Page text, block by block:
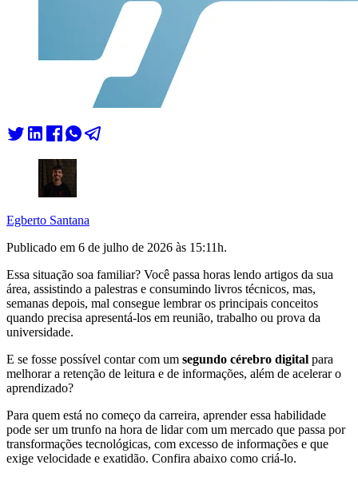
Egberto Santana
Publicado em 6 de julho de 2026 às 15:11h.
Essa situação soa familiar? Você passa horas lendo artigos da sua
área, assistindo a palestras e consumindo livros técnicos, mas,
semanas depois, mal consegue lembrar os principais conceitos
quando precisa apresentá-los em reunião, trabalho ou prova da
universidade.
E se fosse possível contar com um segundo cérebro digital para
melhorar a retenção de leitura e de informações, além de acelerar o
aprendizado?
Para quem está no começo da carreira, aprender essa habilidade
pode ser um trunfo na hora de lidar com um mercado que passa por
transformações tecnológicas, com excesso de informações e que
exige velocidade e exatidão. Confira abaixo como criá-lo.